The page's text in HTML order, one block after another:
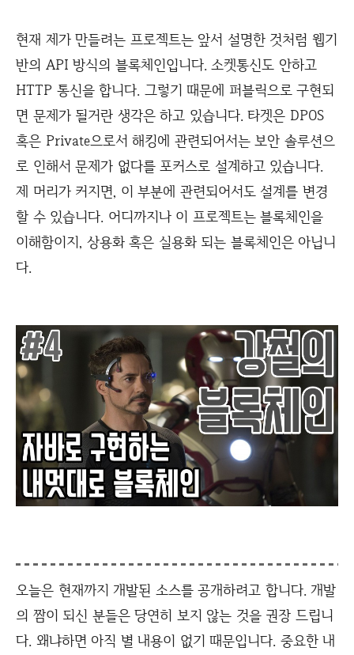
현재 제가 만들려는 프로젝트는 앞서 설명한 것처럼 웹기
반의 API 방식의 블록체인입니다. 소켓통신도 안하고
HTTP 통신을 합니다. 그렇기 때문에 퍼블릭으로 구현되
면 문제가 될거란 생각은 하고 있습니다. 타겟은 DPOS
혹은 Private으로서 해킹에 관련되어서는 보안 솔루션으
로 인해서 문제가 없다를 포커스로 설계하고 있습니다.
제 머리가 커지면, 이 부분에 관련되어서도 설계를 변경
할 수 있습니다. 어디까지나 이 프로젝트는 블록체인을
이해함이지, 상용화 혹은 실용화 되는 블록체인은 아닙니
다.
오늘은 현재까지 개발된 소스를 공개하려고 합니다. 개발
의 짬이 되신 분들은 당연히 보지 않는 것을 권장 드립니
다. 왜냐하면 아직 별 내용이 없기 때문입니다. 중요한 내